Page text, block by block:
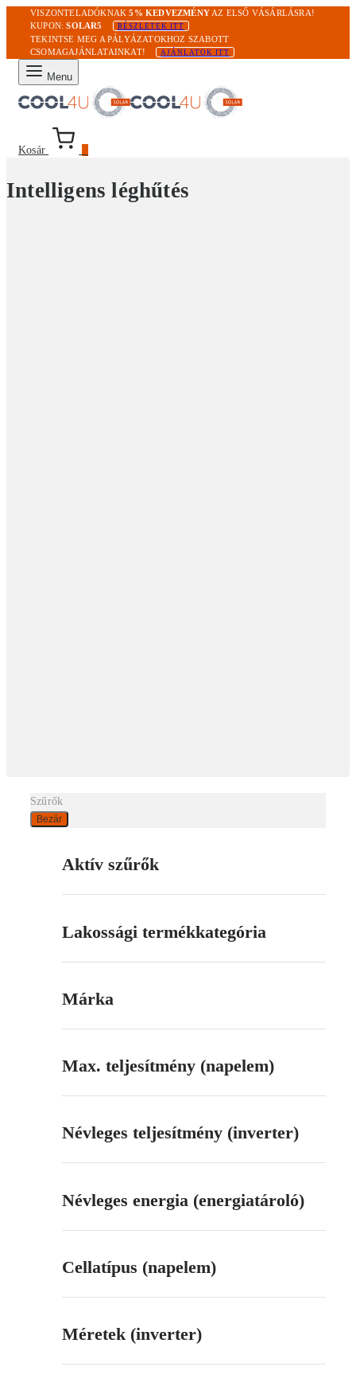
VISZONTELADÓKNAK5% KEDVEZMÉNY AZ ELSŐ VÁSÁRLÁSRA!
KUPON:SOLAR5 RÉSZLETEK ITT
TEKINTSE MEG A PÁLYÁZATOKHOZ SZABOTT
CSOMAGAJÁNLATAINKAT!
AJÁNLATOK ITT
Menu
Kosár
Intelligens léghűtés
Szűrők
Bezár
Aktív szűrők
Lakossági termékkategória
Márka
Max. teljesítmény (napelem)
Névleges teljesítmény (inverter)
Névleges energia (energiatároló)
Cellatípus (napelem)
Méretek (inverter)